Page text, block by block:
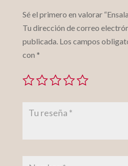
Sé el primero en valorar
Tu dirección de correo
publicada. Los campos
con *